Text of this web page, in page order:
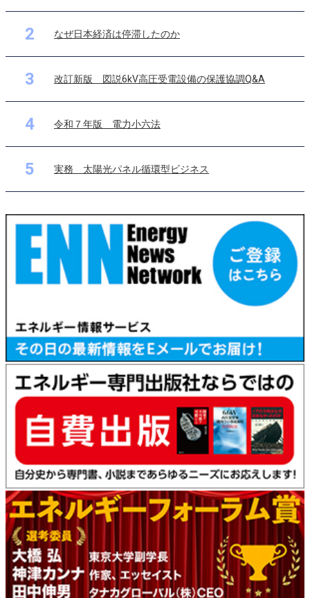
2 なぜ日本経済は停滞したのか
3 改訂新版 図説6kV高圧受電設備の保護協調Q&A
4 令和７年版 電力小六法
5 実務 太陽光パネル循環型ビジネス